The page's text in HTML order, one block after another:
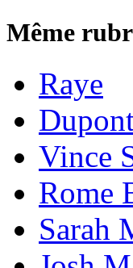
Même
Raye
Vince
Rome
Sarah